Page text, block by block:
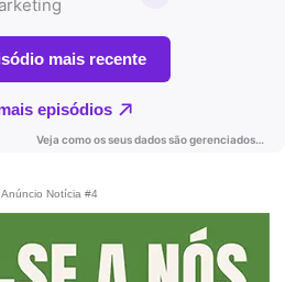
Anúncio Notícia #4